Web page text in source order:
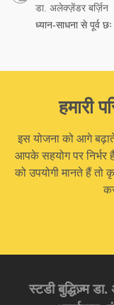
डा. अलेक्ज़ेंडर बर्ज़िन
ध्यान-साधना से पूर्व
हमारी
इस योजना को आगे बढ़ाते
आपके सहयोग पर निर्भर
को उपयोगी मानते हैं तो
स्टडी बुद्धिज़्म डा.